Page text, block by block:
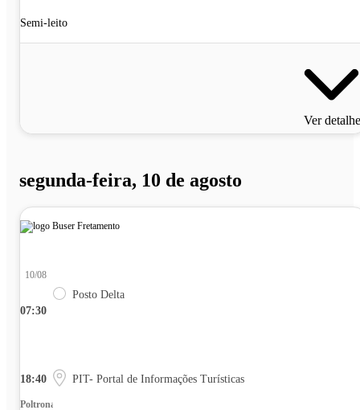
Semi-leito
Ver
segunda-feira, 10 de agosto
07:30
10/08
Posto Delta
18:40 PIT- Portal de Informações Turísticas
Poltrona